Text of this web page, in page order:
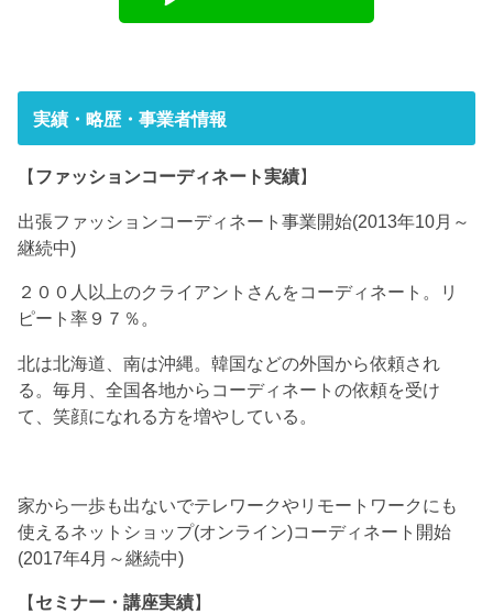
実績・略歴・事業者情報
【 ファッションコーディネート実績】
出張ファッションコーディネート事業開始(2013年10月～
継続中)
２００人以上のクライアントさんをコーディネート。リ
ピート率９７％。
北は北海道、南は沖縄。韓国などの外国から依頼され
る。毎月、全国各地からコーディネートの依頼を受け
て、笑顔になれる方を増やしている。
家から一歩も出ないでテレワークやリモートワークにも
使えるネットショップ(オンライン)コーディネート開始
(2017年4月～継続中)
【セミナー・講座実績】